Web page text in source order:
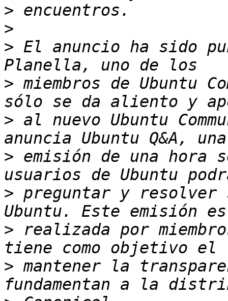
>
>
> El anuncio ha sido
> miembros de Ubuntu
> al nuevo Ubuntu
> emisión de una hora
> preguntar y resolver
> realizada por
> mantener la